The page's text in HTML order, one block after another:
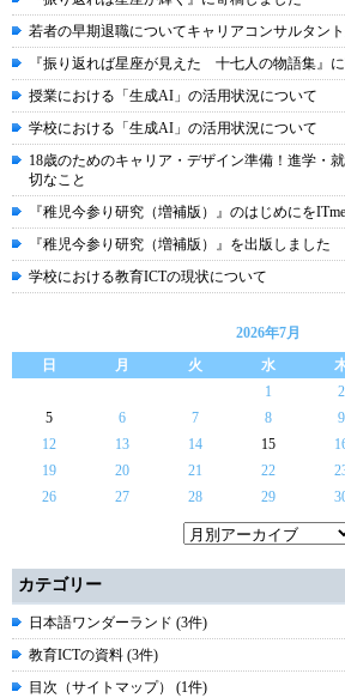
若者の早期退職についてキャリアコンサルタン
『振り返れば星座が見えた 十七人の物語集』
授業における「生成AI」の活用状況について
学校における「生成AI」の活用状況について
18歳のためのキャリア・デザイン準備！進学・
切なこと
『稚児今参り研究（増補版）』のはじめにを
『稚児今参り研究（増補版）』を出版しました
学校における教育ICTの現状について
2026年7月
日
月 火 水
1
2
5
6 7 8 9
12
13 14 15
19
20 21 22
26
27 28 29
カテゴリー
日本語ワンダーランド (3件)
教育ICTの資料 (3件)
目次（サイトマップ） (1件)